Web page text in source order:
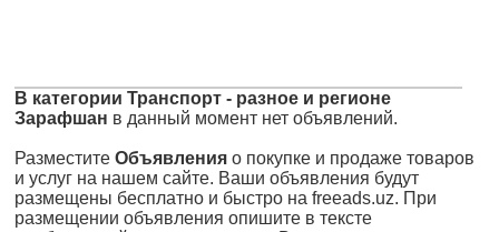
В категории Транспорт - разное и регионе
Зарафшан в данный момент нет объявлений.
Разместите Объявления о покупке и продаже товаров
и услуг на нашем сайте. Ваши объявления будут
размещены бесплатно и быстро на freeads.uz. При
размещении объявления опишите в тексте